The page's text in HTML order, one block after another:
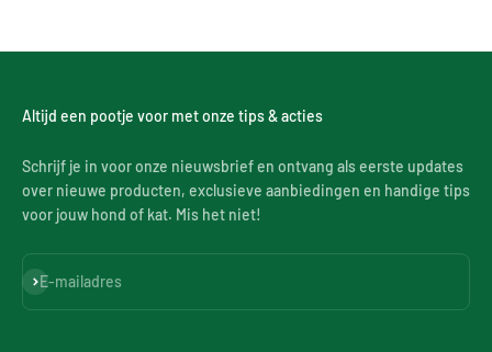
Altijd een pootje voor met onze tips & acties
Schrijf je in voor onze nieuwsbrief en ontvang als eerste updates
over nieuwe producten, exclusieve aanbiedingen en handige tips
voor jouw hond of kat. Mis het niet!
E-mailadres
Abonneren